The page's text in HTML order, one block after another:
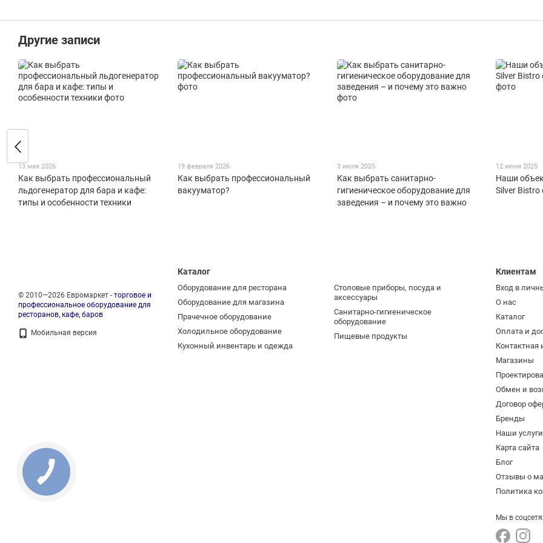
Другие записи
13 мая 2026
Как выбрать профессиональный
льдогенератор для бара и кафе:
типы и особенности техники
19 февраля 2026
Как выбрать профессиональный
вакууматор?
3 июля 2025
Как выбрать санитарно-
гигиеническое оборудование для
заведения – и почему это важно
12 июня 2025
Наши
Silver
© 2010—2026 Евромаркет - торговое и
профессиональное оборудование для
ресторанов, кафе, баров
Мобильная версия
Каталог
Оборудование для ресторана
Оборудование для магазина
Прачечное оборудование
Холодильное оборудование
Кухонный инвентарь и одежда
Столовые приборы, посуда и
аксессуары
Санитарно-гигиеническое
оборудование
Пищевые продукты
Клиентам
Вход в
О нас
Каталог
Оплата и
Магазины
Обмен и
Договор
Бренды
Наши услуги
Карта сайта
Блог
Отзывы о
Политика
Мы в
КНОПКА
ЗВ'ЯЗКУ